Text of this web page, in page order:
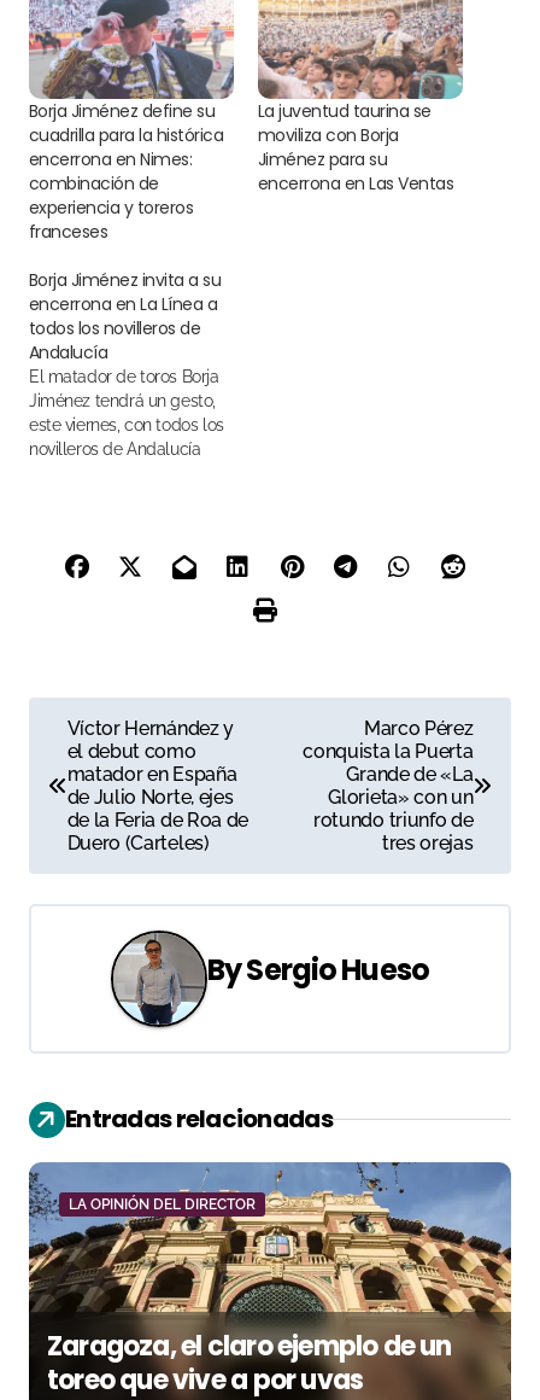
Borja Jiménez define su
cuadrilla para la histórica
encerrona en Nimes:
combinación de
experiencia y toreros
franceses
La juventud taurina se
moviliza con Borja
Jiménez para su
encerrona en Las Ventas
Borja Jiménez invita a su
encerrona en La Línea a
todos los novilleros de
Andalucía
El matador de toros Borja
Jiménez tendrá un gesto,
este viernes, con todos los
novilleros de Andalucía
a
e
g
i
ó
n
d
e
e
n
Víctor Hernández y
el debut como
matador en España
de Julio Norte, ejes
de la Feria de Roa de
Duero (Carteles)
Marco Pérez
conquista la Puerta
Grande de «La
Glorieta» con un
rotundo triunfo de
tres orejas
BySergio Hueso
Entradas relacionadas
LA OPINIÓN DEL DIRECTOR
Zaragoza, el claro ejemplo de un
toreo que vive a por uvas